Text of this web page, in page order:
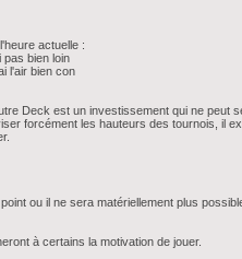
actuelle :
bien loin
l'air bien con
Deck est un investissement qui ne peut
forcément les hauteurs des tournois, il
ou il ne sera matériellement plus
à certains la motivation de jouer.